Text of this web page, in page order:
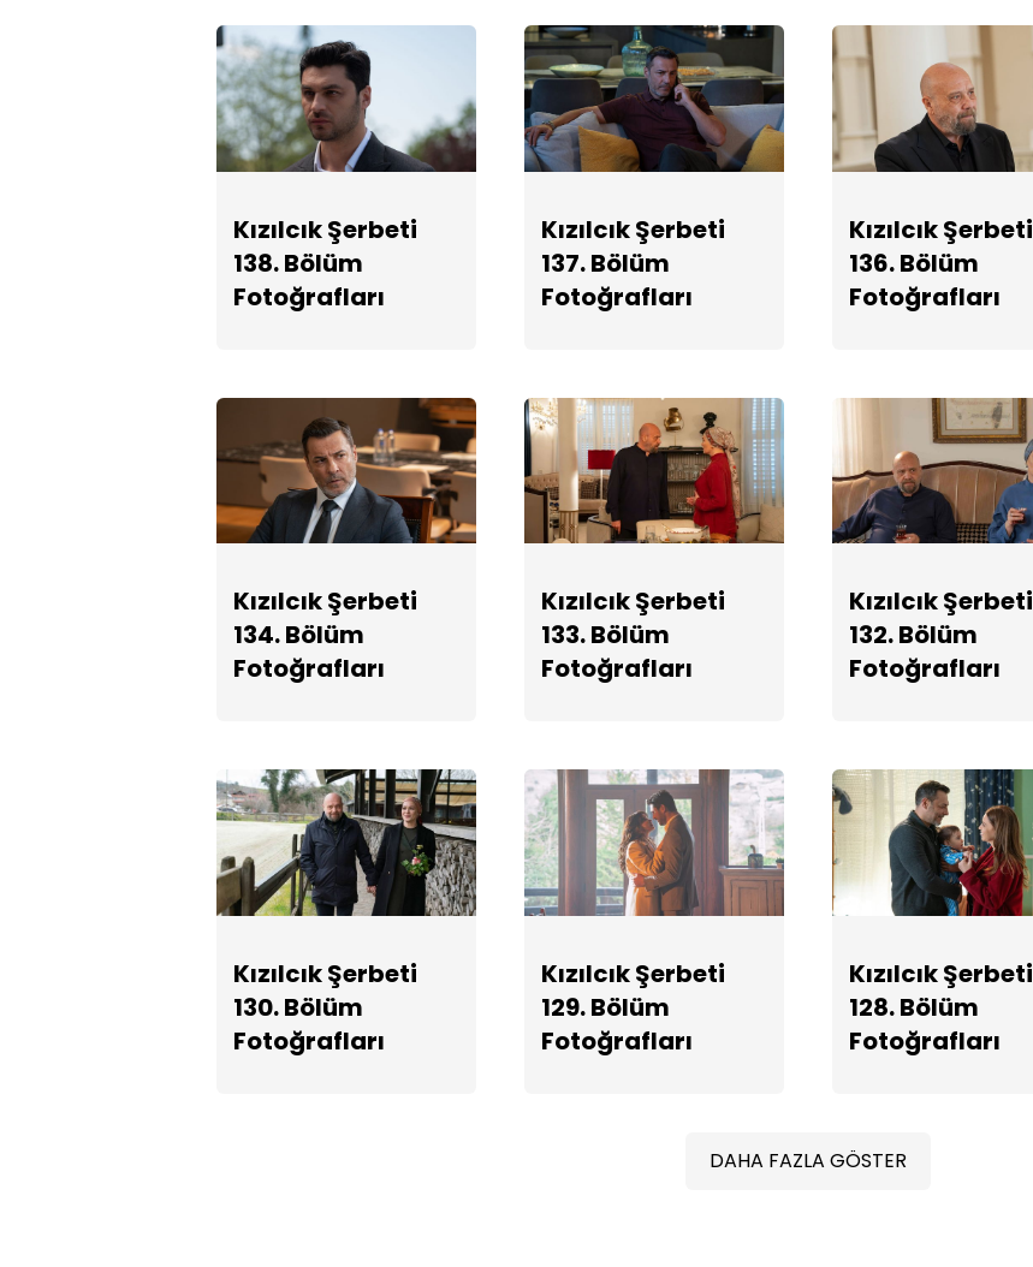
Kızılcık Şerbeti
138. Bölüm
Fotoğrafları
Kızılcık Şerbeti
137. Bölüm
Fotoğrafları
Kızılcık Şerbeti
136. Bölüm
Fotoğrafları
Kızılcık Şerbeti
134. Bölüm
Fotoğrafları
Kızılcık Şerbeti
133. Bölüm
Fotoğrafları
Kızılcık Şerbeti
132. Bölüm
Fotoğrafları
Kızılcık Şerbeti
130. Bölüm
Fotoğrafları
Kızılcık Şerbeti
129. Bölüm
Fotoğrafları
Kızılcık Şerbeti
128. Bölüm
Fotoğrafları
DAHA FAZLA GÖSTER